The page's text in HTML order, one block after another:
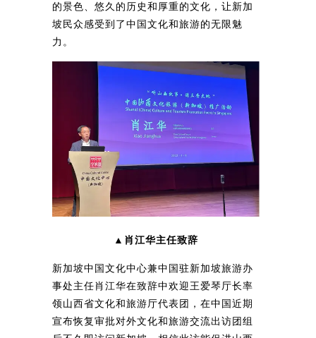
的景色、悠久的历史和厚重的文化，让新加
坡民众感受到了中国文化和旅游的无限魅
力。
▲肖江华主任致辞
新加坡中国文化中心兼中国驻新加坡旅游办
事处主任肖江华在致辞中欢迎王爱琴厅长率
领山西省文化和旅游厅代表团，在中国近期
宣布恢复审批对外文化和旅游交流出访团组